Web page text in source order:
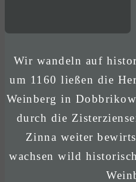
Wir wandeln auf
um 1160 ließen die
Weinberg in
durch die
Zinna weiter
wachsen wild